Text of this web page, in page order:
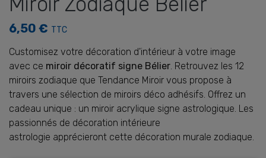
6,50 € TTC
Customisez votre décoration d'intérieur à votre image
avec ce miroir décoratif signe Bélier. Retrouvez les 12
miroirs zodiaque que Tendance Miroir vous propose à
travers une sélection de miroirs déco adhésifs. Offrez un
cadeau unique : un miroir acrylique signe astrologique. Les
passionnés de décoration intérieure
astrologie apprécieront cette décoration murale zodiaque.